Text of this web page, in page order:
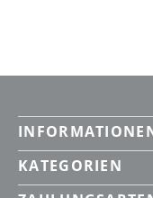
KATEGORIEN